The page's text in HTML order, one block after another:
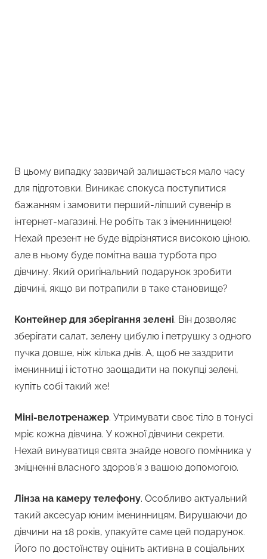
В цьому випадку зазвичай залишається мало часу
для підготовки. Виникає спокуса поступитися
бажанням і замовити перший-ліпший сувенір в
інтернет-магазині. Не робіть так з іменинницею!
Нехай презент не буде відрізнятися високою ціною,
але в ньому буде помітна ваша турбота про
дівчину. Який оригінальний подарунок зробити
дівчині, якщо ви потрапили в таке становище?
Контейнер для зберігання зелені. Він дозволяє
зберігати салат, зелену цибулю і петрушку з одного
пучка довше, ніж кілька днів. А, щоб не заздрити
іменинниці і істотно заощадити на покупці зелені,
купіть собі такий же!
Міні-велотренажер. Утримувати своє тіло в тонусі
мріє кожна дівчина. У кожної дівчини секрети.
Нехай винуватиця свята знайде нового помічника у
зміцненні власного здоров’я з вашою допомогою.
Лінза на камеру телефону. Особливо актуальний
такий аксесуар юним іменинницям. Вирушаючи до
дівчини на 18 років, упакуйте саме цей подарунок.
Його по достоїнству оцінить активна в соціальних